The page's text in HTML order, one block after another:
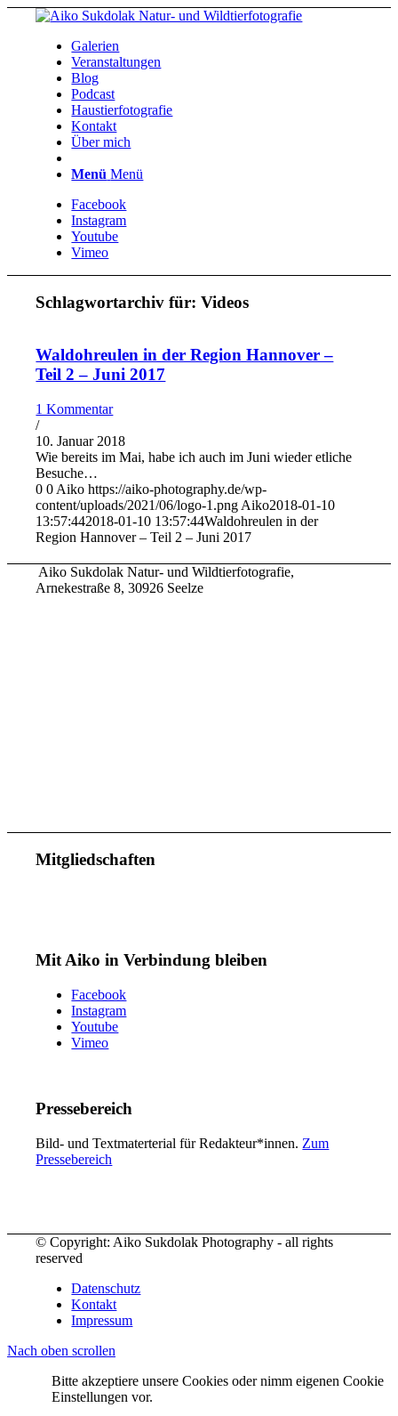
Galerien
Veranstaltungen
Blog
Podcast
Haustierfotografie
Kontakt
Über mich
Menü Menü
Facebook
Instagram
Youtube
Vimeo
Schlagwortarchiv für:Videos
Waldohreulen in der Region Hannover –
Teil 2 – Juni 2017
1 Kommentar
/
10. Januar 2018
Wie bereits im Mai, habe ich auch im Juni wieder etliche
Besuche…
0 0 Aiko https://aiko-photography.de/wp-
content/uploads/2021/06/logo-1.png Aiko2018-01-10
13:57:442018-01-10 13:57:44Waldohreulen in der
Region Hannover – Teil 2 – Juni 2017
Aiko Sukdolak Natur- und Wildtierfotografie,
Arnekestraße 8, 30926 Seelze
Mitgliedschaften
Mit Aiko in Verbindung bleiben
Facebook
Instagram
Youtube
Vimeo
Pressebereich
Bild- und Textmaterterial für Redakteur*innen. Zum
Pressebereich
© Copyright: Aiko Sukdolak Photography - all rights
reserved
Datenschutz
Kontakt
Impressum
Nach oben scrollen
Bitte akzeptiere unsere Cookies oder nimm eigenen Cookie
Einstellungen vor.